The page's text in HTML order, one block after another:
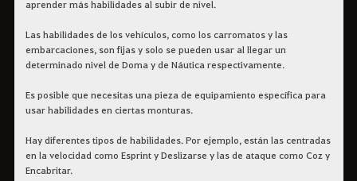
aprender más habilidades al subir de nivel.
Las habilidades de los vehículos, como los carromatos y las
embarcaciones, son fijas y solo se pueden usar al llegar un
determinado nivel de Doma y de Náutica respectivamente.
Es posible que necesitas una pieza de equipamiento específica para
usar habilidades en ciertas monturas.
Hay diferentes tipos de habilidades. Por ejemplo, están las centradas
en la velocidad como Esprint y Deslizarse y las de ataque como Coz y
Encabritar.